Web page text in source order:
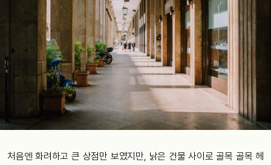
처음엔 화려하고 큰 상점만 보였지만, 낡은 건물 사이로 골목 골목 헤